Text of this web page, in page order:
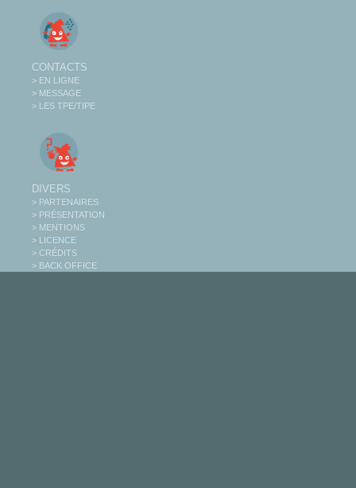
CONTACTS
> EN LIGNE
> MESSAGE
> LES TPE/TIPE
DIVERS
> PARTENAIRES
> PRÉSENTATION
> MENTIONS
> LICENCE
> CRÉDITS
> BACK OFFICE